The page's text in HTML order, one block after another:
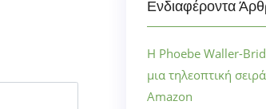
Ενδιαφέροντα
Η Phoebe Waller-
μια τηλεοπτική
Amazon